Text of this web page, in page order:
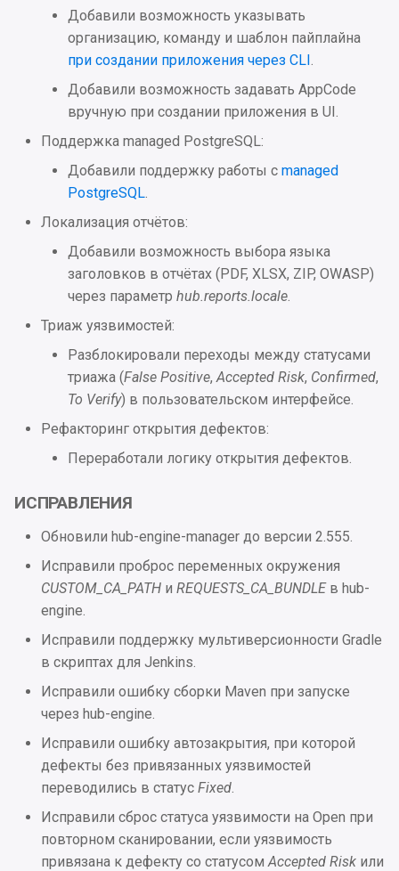
2025.4.2
Интеграции
Улучшения
Исправления
Улучшения
Исправления
Улучшения
Исправления
2025.3.1
Интеграции
Улучшения
Исправления
2025.2.1
Интеграции
Исправления
Приложение 10. Пример
docker-compose.yml для
контейнера hub-engine-
Приложение 11. Список
переменных окружения
контейнера hub-engine-
Приложение 12.
Конфигурационный файл
auth.properties
Приложение 13.
Конфигурационный файл
Приложение 14.
postgresql.conf
Приложение 15.
Спецификация Webhook
Приложение 16. Шаблоны
дефектов безопасности
Приложение 17. Отчеты
для импорта информации о
проблемах безопасности
Приложение 18.
Конфигурационный файл
metrics docker-bootstrap.sh
Приложение 19.
Конфигурационный файл
metrics docker-init.sh
Oбновление 2024.4.1 до
2025.1.1
Обновление
предыдущих версий
Добавили возможность указывать
организацию, команду и шаблон пайплайна
при создании приложения через CLI .
Добавили возможность задавать AppCode
вручную при создании приложения в UI.
Поддержка managed PostgreSQL:
Добавили поддержку работы с managed
PostgreSQL.
Локализация отчётов:
Добавили возможность выбора языка
заголовков в отчётах (PDF, XLSX, ZIP, OWASP)
через параметр hub.reports.locale.
Триаж уязвимостей:
Разблокировали переходы между статусами
триажа (False Positive,Accepted Risk, Confirmed,
To Verify) в пользовательском интерфейсе.
Рефакторинг открытия дефектов:
Переработали логику открытия дефектов.
ИСПРАВЛЕНИЯ
Обновили hub-engine-manager до версии 2.555.
Исправили проброс переменных окружения
CUSTOM_CA_PATH и REQUESTS_CA_BUNDLEв hub-
engine.
Исправили поддержку мультиверсионности Gradle
в скриптах для Jenkins.
Исправили ошибку сборки Maven при запуске
через hub-engine.
Исправили ошибку автозакрытия, при которой
дефекты без привязанных уязвимостей
переводились в статус Fixed
Исправили сброс статуса уязвимости на Open при
повторном сканировании, если уязвимость
привязана к дефекту со статусом Accepted Risk или